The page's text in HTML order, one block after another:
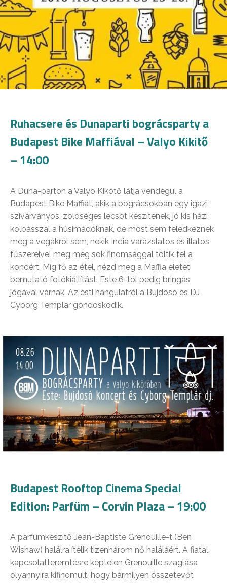
Ruhacsere és Dunaparti bográcsparty a
Budapest Bike Maffiával – Valyo Kikitő
– 14:00
A Duna-parton a Valyo Kikötő látja vendégül a
Budapest Bike Maffiát, akik a bográcsokban egy igazi
szivárványos, zöldséges lecsót készítenek, jó kis házi
kolbásszal a húsimádóknak, de most sem feledkeznek
meg a vegákról sem, nekik India varázslatos és illatos
fűszereivel meg még sok finomsággal töltik fel a
kondért. Míg fő az étel, nézd meg a Maffia életét
bemutató fotókiállítást. Este 6-tól pedig bringás
jógával várnak. Az esti hangulatról a Bujdosó és DJ
Cyborg Templar gondoskodik.
Budapest Rooftop Cinema Special
Edition: Parfüm – Corvin Plaza – 19:00
A parfümkészítő Jean-Baptiste Grenouille-t (Ben
Wishaw) halálra ítélik tizenhárom nő haláláért. A fiatal,
kapcsolatteremtésre képtelen Grenouille szaglása
olyannyira kifinomult, hogy bármilyen összetevőt